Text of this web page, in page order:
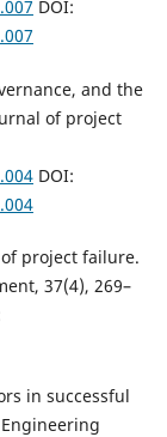
DOI:
and the
of project
DOI:
of project failure.
37(4), 269–
in successful